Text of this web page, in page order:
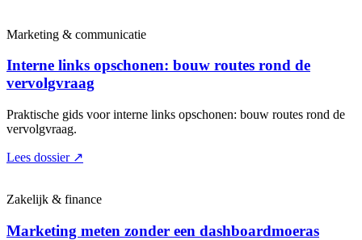
Marketing & communicatie
Interne links opschonen: bouw routes rond de
vervolgvraag
Praktische gids voor interne links opschonen: bouw routes rond de
vervolgvraag.
Lees dossier ↗
Zakelijk & finance
Marketing meten zonder een dashboardmoeras